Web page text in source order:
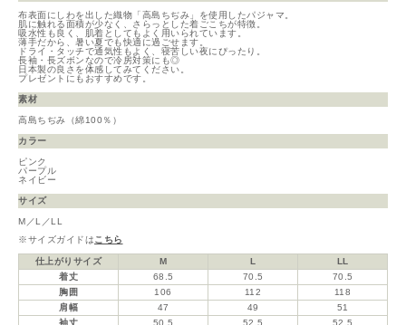
布表面にしわを出した織物「高島ちぢみ」を使用したパジャマ。
肌に触れる面積が少なく、さらっとした着ごこちが特徴。
吸水性も良く、肌着としてもよく用いられています。
薄手だから、暑い夏でも快適に過ごせます。
ドライ・タッチで通気性もよく、寝苦しい夜にぴったり。
長袖・長ズボンなので冷房対策にも◎
日本製の良さを体感してみてください。
プレゼントにもおすすめです。
素材
高島ちぢみ（綿100％）
カラー
ピンク
パープル
ネイビー
サイズ
M／L／LL
※サイズガイドはこちら
仕上がりサイズ M L
LL
着丈
68.5 70.5
70.5
胸囲
106 112
118
肩幅
47 49
51
袖丈
50.5 52.5
52.5